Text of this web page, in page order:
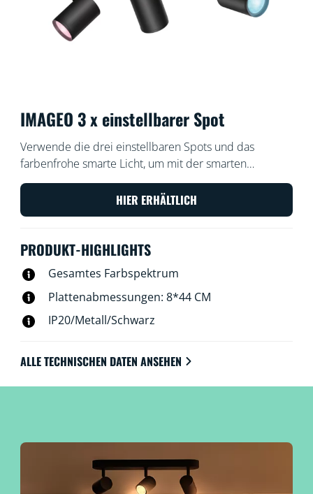
IMAGEO 3 x einstellbarer Spot
Verwende die drei einstellbaren Spots und das
farbenfrohe smarte Licht, um mit der smarten
Spotleuchte WiZ Imageo in Schwarz in jedem Raum
ein unverwechselbares Ambiente zu schaffen. In
Verbindung mit dem vorhandenen WLAN kann sie
HIER ERHÄLTLICH
PRODUKT-HIGHLIGHTS
Gesamtes Farbspektrum
Plattenabmessungen: 8*44 CM
IP20/Metall/Schwarz
ALLE TECHNISCHEN DATEN ANSEHEN